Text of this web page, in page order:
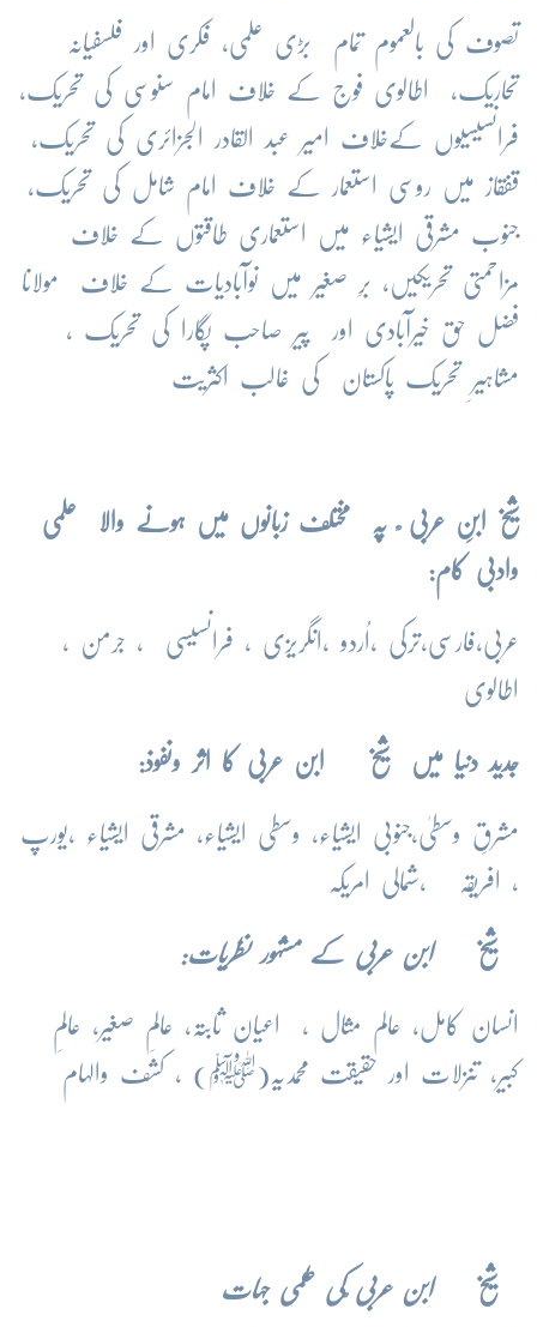
تصوف کی بالعموم تمام بڑی علمی، فکری اور فلسفیانہ
تحاریک، اطالوی فوج کے خلاف امام سنوسی کی تحریک،
فرانسیسیوں کےخلاف امیر عبد القادر الجزائری کی تحریک،
قفقاز میں روسی استعمار کے خلاف امام شامل کی تحریک،
جنوب مشرقی ایشیاء میں استعماری طاقتوں کے خلاف
مزاحمتی تحریکیں، برِ صغیر میں نوآبادیات کے خلاف مولانا
فضل حق خیرآبادی اور پیر صاحب پگارا کی تحریک ،
مشاہیرِ تحریک پاکستان کی غالب اکثریت
شیخ ابنِ عربی ؒ پہ مختلف زبانوں میں ہونے والا علمی
وادبی کام:
عربی،فارسی،ترکی ،اُردو ،انگریزی ، فرانسیسی ، جرمن ،
اطالوی
جدید دنیا میں شیخ ابن عربی کا اثر ونفوذ:
مشرقِ وسطیٰ،جنوبی ایشیاء، وسطی ایشیاء، مشرقی ایشیاء ،یورپ
، افریقہ ،شمالی امریکہ
شیخ ابن عربی کے مشہور نظریات:
انسان کامل، عالم مثال ، اعیان ثابتہ، عالمِ صغیر، عالمِ
کبیر، تنزلات اور حقیقت محمدیہ(ﷺ) ، کشف والہام
شیخ ابن عربی ؒکی علمی جہات